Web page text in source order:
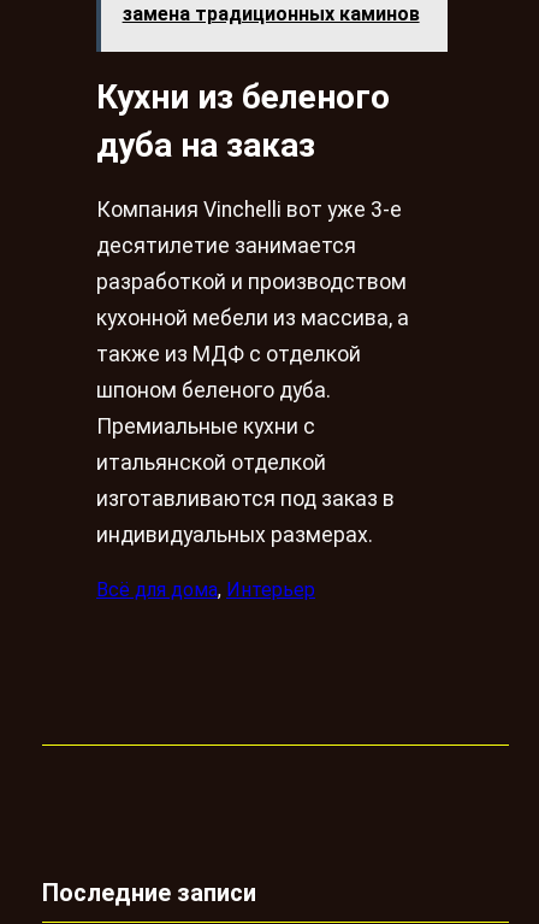
замена традиционных каминов
Кухни из беленого
дуба на заказ
Компания Vinchelli вот уже 3-е
десятилетие занимается
разработкой и производством
кухонной мебели из массива, а
также из МДФ с отделкой
шпоном беленого дуба.
Премиальные кухни с
итальянской отделкой
изготавливаются под заказ в
индивидуальных размерах.
Всё для дома, Интерьер
Последние записи